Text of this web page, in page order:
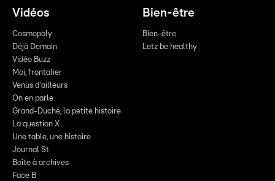
Vidéos
Cosmopoly
Déjà Demain
Vidéo Buzz
Moi, frontalier
Venus d'ailleurs
On en parle
Grand-Duché, la petite histoire
La question X
Une table, une histoire
Journal St
Boîte à archives
Face B
Bien-être
Bien-être
Letz be healthy